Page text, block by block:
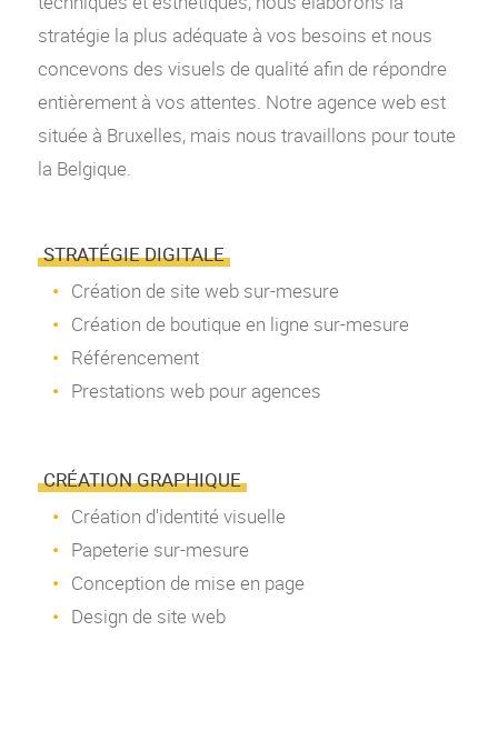
stratégie la plus adéquate à vos besoins et nous
concevons des visuels de qualité afin de répondre
entièrement à vos attentes. Notre agence web est
située à Bruxelles, mais nous travaillons pour toute
la Belgique.
STRATÉGIE DIGITALE
Création de site web sur-mesure
Création de boutique en ligne sur-mesure
Référencement
Prestations web pour agences
CRÉATION GRAPHIQUE
Création d'identité visuelle
Papeterie sur-mesure
Conception de mise en page
Design de site web